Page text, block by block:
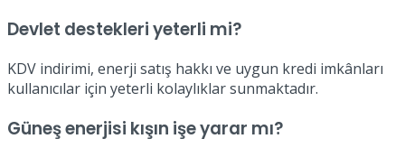
Devlet destekleri yeterli mi?
KDV indirimi, enerji satış hakkı ve uygun kredi imkânları
kullanıcılar için yeterli kolaylıklar sunmaktadır.
Güneş enerjisi kışın işe yarar mı?